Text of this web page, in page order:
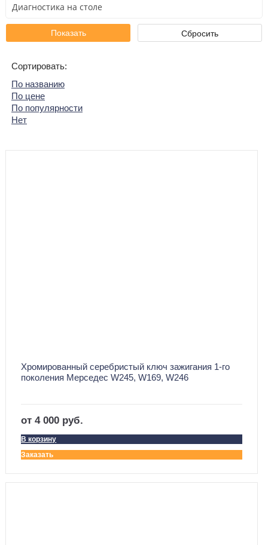
Диагностика на столе
Сортировать:
По названию
По цене
По популярности
Нет
Хромированный серебристый ключ зажигания 1-го
поколения Мерседес W245, W169, W246
от 4 000 руб.
В корзину
Заказать